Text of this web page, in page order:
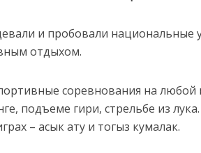
и пробовали национальные
отдыхом.
соревнования на любой
подъеме гири, стрельбе из
– асык ату и тогыз кумалак.